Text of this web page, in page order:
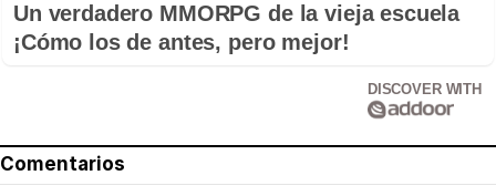
Un verdadero MMORPG de la vieja escuela
¡Cómo los de antes, pero mejor!
DISCOVER WITH
Comentarios